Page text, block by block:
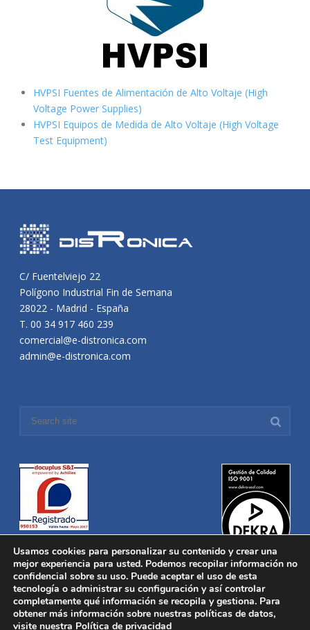
HVPSI Fuentes de Alimentación de Alto Voltaje (High
Voltage Power Supplies)
HVPSI Equipos de Medida de Alto Voltaje (High Voltage
Test Equipment)
C/ Fuentelviejo 22
Polígono Industrial Fin de Semana
28022 - Madrid - España
T. 00 34 917 460 239
comercial@e-distronica.com
admin@e-distronica.com
Distronica © 2016 Todos los derechos reservados.Aviso legal
Política de privacidad|Política de Cookies
Desarrollado porNucleosoft
Usamos cookies para personalizar su contenido y crear una
mejor experiencia para usted. Podemos recopilar información no
confidencial sobre su uso. Puede aceptar el uso de esta
tecnología o administrar su configuración y así controlar
completamente qué información se recopila y gestiona. Para
obtener más información sobre nuestras políticas de datos,
visite nuestra Política de privacidad